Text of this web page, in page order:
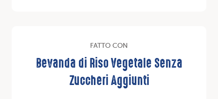
FATTO CON
Bevanda di Riso Vegetale Senza
Zuccheri Aggiunti